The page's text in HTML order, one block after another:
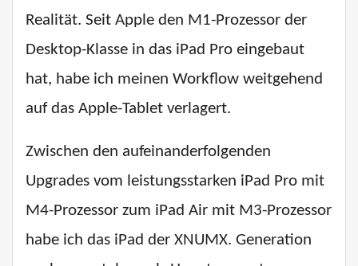
Realität. Seit Apple den M1-Prozessor der
Desktop-Klasse in das iPad Pro eingebaut
hat, habe ich meinen Workflow weitgehend
auf das Apple-Tablet verlagert.
Zwischen den aufeinanderfolgenden
Upgrades vom leistungsstarken iPad Pro mit
M4-Prozessor zum iPad Air mit M3-Prozessor
habe ich das iPad der XNUMX. Generation